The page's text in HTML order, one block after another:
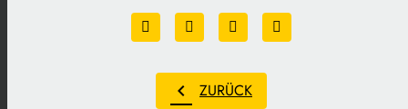
chevron_left ZURÜCK